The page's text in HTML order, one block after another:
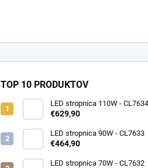
TOP 10 PRODUKTOV
LED stropnica 110W - CL7634
€629,90
LED stropnica 90W - CL7633
€464,90
LED stropnica 70W - CL7632